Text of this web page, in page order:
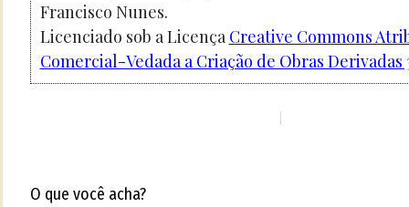
Francisco Nunes.
Licenciado sob a Licença Creative Commons
Comercial-Vedada a Criação de Obras Derivadas
O que você acha?